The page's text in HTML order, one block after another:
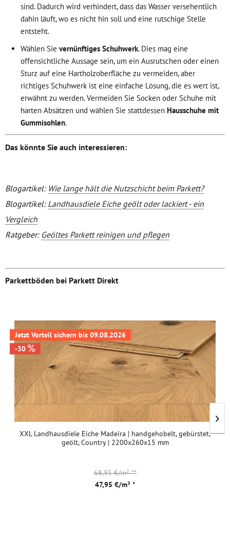
sind. Dadurch wird verhindert, dass das Wasser versehentlich
dahin läuft, wo es nicht hin soll und eine rutschige Stelle
entsteht.
Wählen Sie vernünftiges Schuhwerk. Dies mag eine
offensichtliche Aussage sein, um ein Ausrutschen oder einen
Sturz auf eine Hartholzoberfläche zu vermeiden, aber
richtiges Schuhwerk ist eine einfache Lösung, die es wert ist,
erwähnt zu werden. Vermeiden Sie Socken oder Schuhe mit
harten Absätzen und wählen Sie stattdessen Hausschuhe mit
Gummisohlen.
Das könnte Sie auch interessieren:
Blogartikel: Wie lange hält die Nutzschicht beim Parkett?
Blogartikel: Landhausdiele Eiche geölt oder lackiert - ein
Vergleich
Ratgeber: Geöltes Parkett reinigen und pflegen
Parkettböden bei Parkett Direkt
Jetzt Vorteil sichern bis 09.08.2026
-30
XXL Landhausdiele Eiche Madeira | handgehobelt, gebürstet,
geölt, Country | 2200x260x15 mm
47,95 €/m² *
68,95 €/m²**